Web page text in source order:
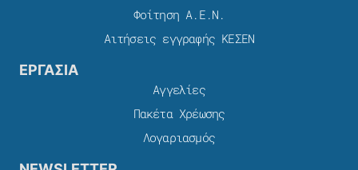
Φοίτηση Α.Ε.Ν.
Αιτήσεις εγγραφής ΚΕΣΕΝ
ΕΡΓΑΣΙΑ
Αγγελίες
Πακέτα Χρέωσης​
Λογαριασμός